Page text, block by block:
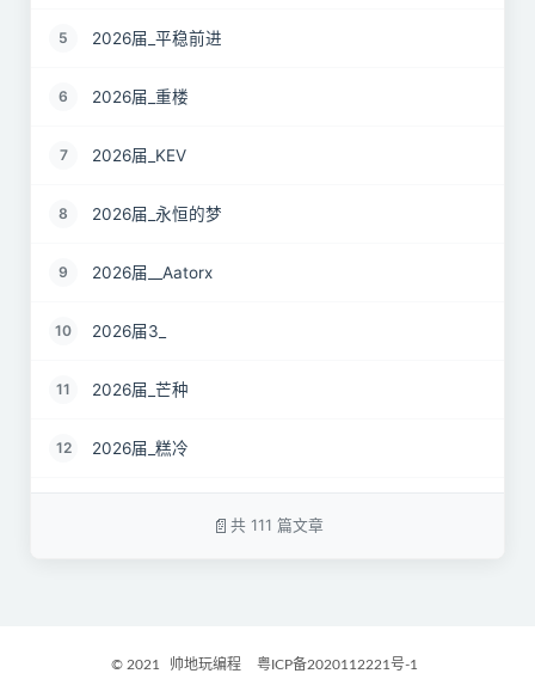
5 2026届_平稳前进
6 2026届_重楼
7 2026届_KEV
8 2026届_永恒的梦
9 2026届__Aatorx
10 2026届3_
11 2026届_芒种
12 2026届_糕冷
共 111 篇文章
© 2021 帅地玩编程 粤ICP备2020112221号-1